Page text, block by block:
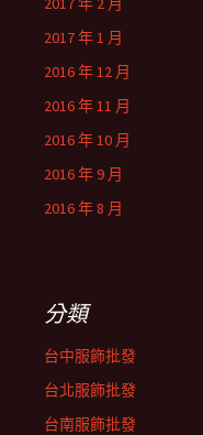
2017 年 1 月
2016 年 12 月
2016 年 11 月
2016 年 10 月
2016 年 9 月
2016 年 8 月
分類
台中服飾批發
台北服飾批發
台南服飾批發